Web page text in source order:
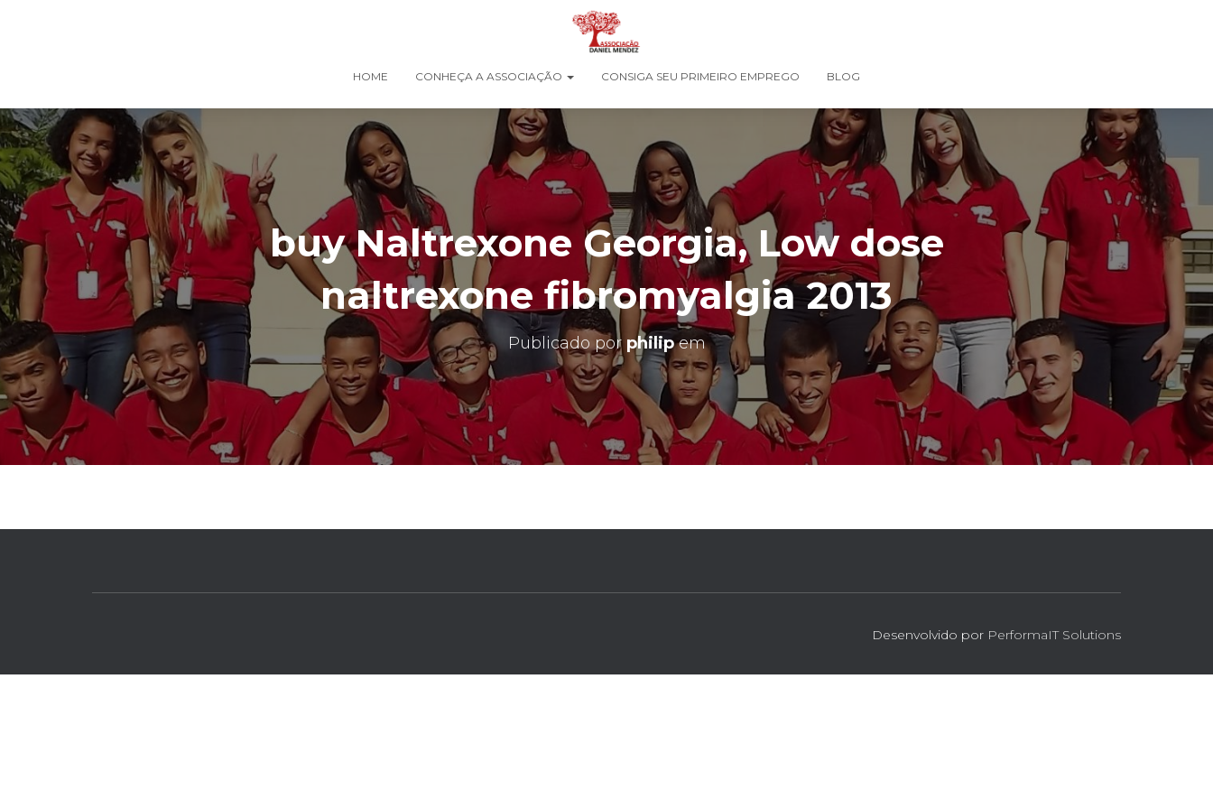
HOME CONHEÇA A ASSOCIAÇÃO CONSIGA SEU PRIMEIRO EMPREGO BLOG
buy Naltrexone Georgia, Low dose
naltrexone fibromyalgia 2013
Publicado por philipem
Desenvolvido por PerformaIT Solutions